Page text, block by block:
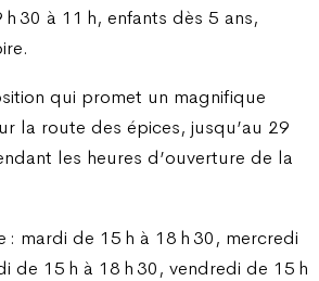
30 à 11 h, enfants dès 5 ans,
qui promet un magnifique
la route des épices, jusqu’au 29
les heures d’ouverture de la
: mardi de 15 h à 18 h 30, mercredi
de 15 h à 18 h 30, vendredi de 15 h